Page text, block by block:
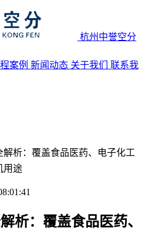
杭州中誉空分
案例 新闻动态 关于我们 联系我
解析：覆盖食品医药、电子化工
用途
析：覆盖食品医药、